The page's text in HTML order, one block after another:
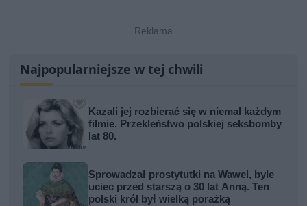
Najpopularniejsze w tej chwili
Kazali jej rozbierać się w niemal każdym
filmie. Przekleństwo polskiej seksbomby
lat 80.
Sprowadzał prostytutki na Wawel, byle
uciec przed starszą o 30 lat Anną. Ten
polski król był wielką porażką